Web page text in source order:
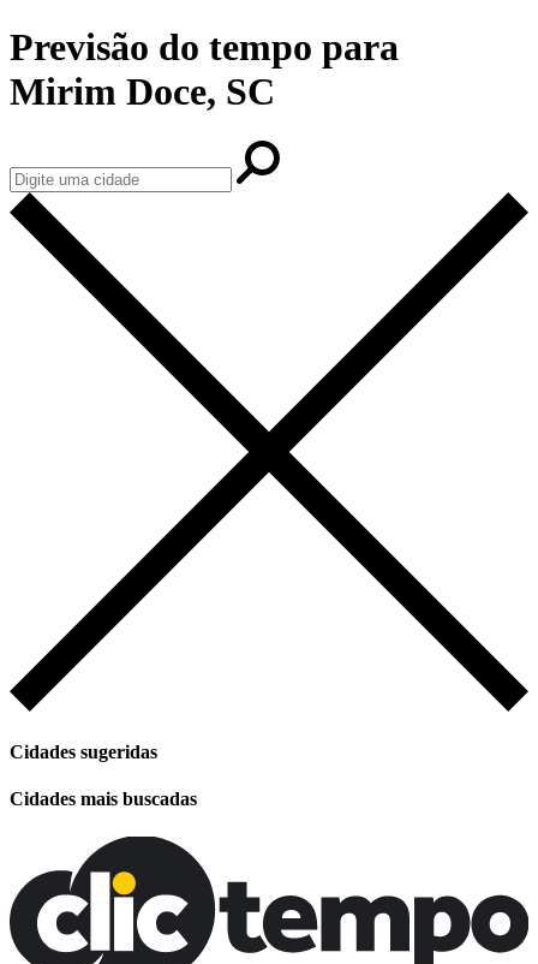
Previsão do tempo para
Mirim Doce, SC
Cidades sugeridas
Cidades mais buscadas